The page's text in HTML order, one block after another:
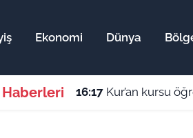
Ekonomi Dünya
Haberleri 16:17 Kur’an kursu